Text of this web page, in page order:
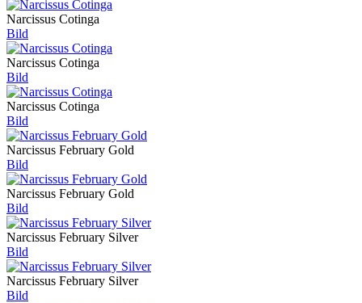
Narcissus Cotinga
Bild
Narcissus Cotinga
Bild
Narcissus Cotinga
Bild
Narcissus February Gold
Bild
Narcissus February Gold
Bild
Narcissus February Silver
Bild
Narcissus February Silver
Bild